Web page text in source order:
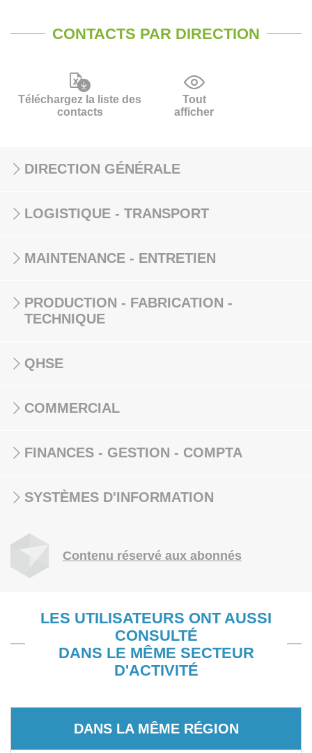
CONTACTS PAR DIRECTION
Téléchargez la liste des
contacts
Tout
afficher
DIRECTION GÉNÉRALE
LOGISTIQUE - TRANSPORT
MAINTENANCE - ENTRETIEN
PRODUCTION - FABRICATION -
TECHNIQUE
QHSE
COMMERCIAL
FINANCES - GESTION - COMPTA
SYSTÈMES D'INFORMATION
Contenu réservé aux abonnés
LES UTILISATEURS ONT AUSSI
CONSULTÉ
DANS LE MÊME SECTEUR
D'ACTIVITÉ
DANS LA MÊME RÉGION